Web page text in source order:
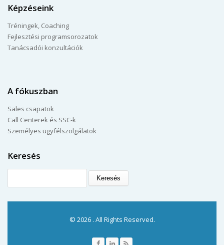
Képzéseink
Tréningek, Coaching
Fejlesztési programsorozatok
Tanácsadói konzultációk
A fókuszban
Sales csapatok
Call Centerek és SSC-k
Személyes ügyfélszolgálatok
Keresés
© 2026 . All Rights Reserved.